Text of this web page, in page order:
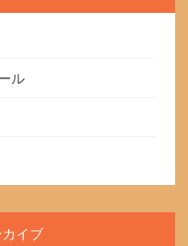
ル
イブ